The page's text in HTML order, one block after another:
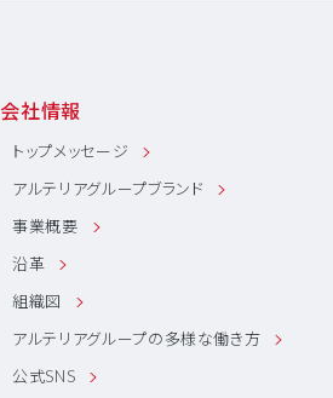
会社情報
トップメッセージ
アルテリアグループブランド
事業概要
沿革
組織図
アルテリアグループの多様な働き方
公式SNS